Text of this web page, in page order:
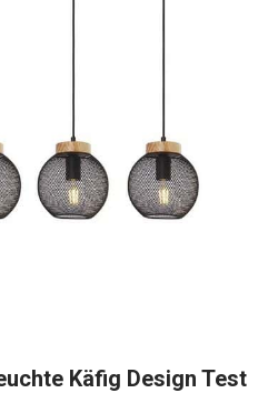
Käfig Design Test